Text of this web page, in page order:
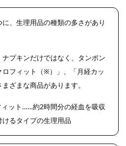
、生理用品の種類の多さがあり
プキンだけではなく、タンポン
ロフィット（※）」、「月経カッ
ざまな商品があります。
ット……約2時間分の経血を吸収
るタイプの生理用品